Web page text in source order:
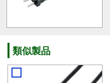
類似製品